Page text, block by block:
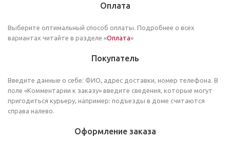
Оплата
Выберите оптимальный способ оплаты. Подробнее о всех
вариантах читайте в разделе «Оплата»
Покупатель
Введите данные о себе: ФИО, адрес доставки, номер телефона. В
поле «Комментарии к заказу» введите сведения, которые могут
пригодиться курьеру, например: подъезды в доме считаются
справа налево.
Оформление заказа